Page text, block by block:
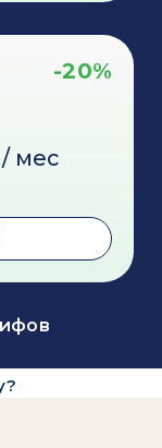
-20%
мес